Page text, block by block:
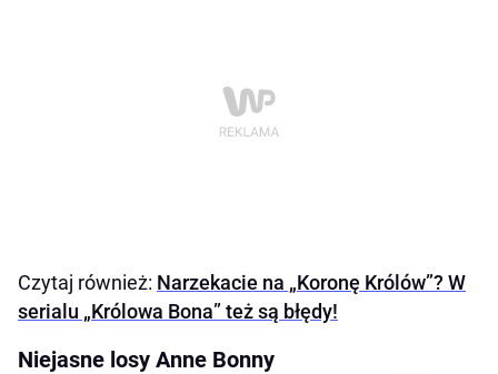
Czytaj również: Narzekacie na „Koronę Królów”? W
serialu „Królowa Bona” też są błędy!
Niejasne losy Anne Bonny